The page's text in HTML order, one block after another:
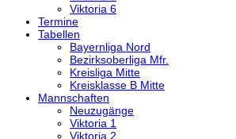
Viktoria 6
Termine
Tabellen
Bayernliga Nord
Bezirksoberliga Mfr.
Kreisliga Mitte
Kreisklasse B Mitte
Mannschaften
Neuzugänge
Viktoria 1
Viktoria 2